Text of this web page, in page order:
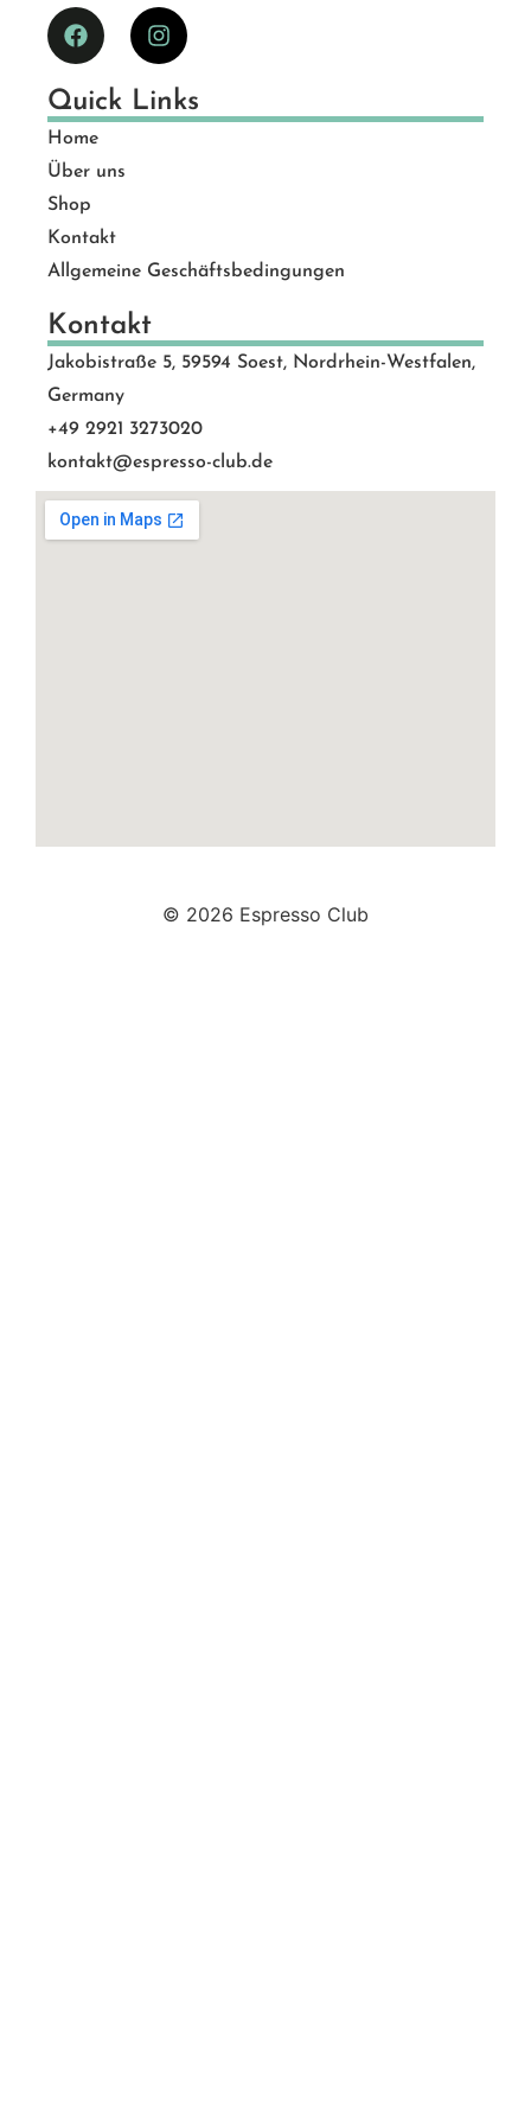
Quick Links
Home
Über uns
Shop
Kontakt
Allgemeine Geschäftsbedingungen
Kontakt
Jakobistraße 5, 59594 Soest, Nordrhein-Westfalen,
Germany
+49 2921 3273020
kontakt@espresso-club.de
© 2026 Espresso Club